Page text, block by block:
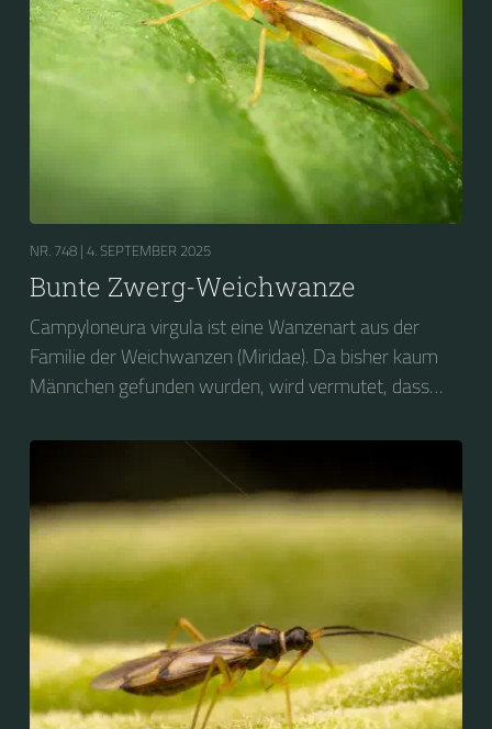
NR. 748 | 4. SEPTEMBER 2025
Bunte Zwerg-Weichwanze
Campyloneura virgula ist eine Wanzenart aus der
Familie der Weichwanzen (Miridae). Da bisher kaum
Männchen gefunden wurden, wird vermutet, dass
Artepitheton virgula (lat.: virgo = Jungfrau) verweist
darauf. Die wenigen bisher gefundenen Männchen
wiesen verkümmerte Genitalien auf und waren nicht
fortpflanzungsfähig. Fertile Männchen sollen jedoch in
Nordafrika auftreten.